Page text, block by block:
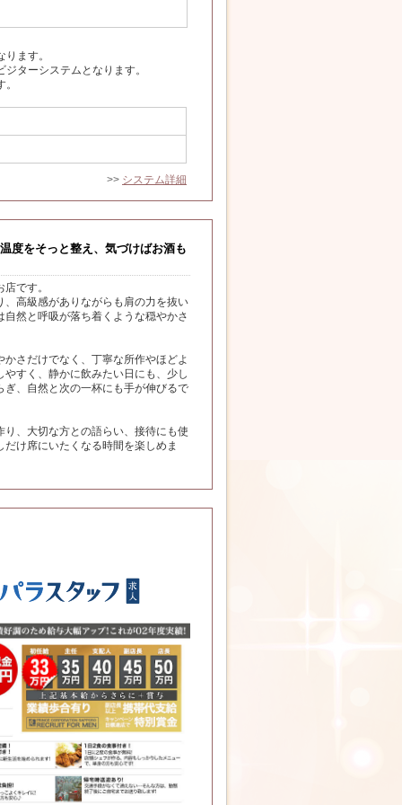
ます。
ターシステムとなります。
>> システム詳細
度をそっと整え、気づけばお酒も
です。
高級感がありながらも肩の力を抜い
然と呼吸が落ち着くような穏やかさ
さだけでなく、丁寧な所作やほどよ
すく、静かに飲みたい日にも、少し
、自然と次の一杯にも手が伸びるで
、大切な方との語らい、接待にも使
け席にいたくなる時間を楽しめま